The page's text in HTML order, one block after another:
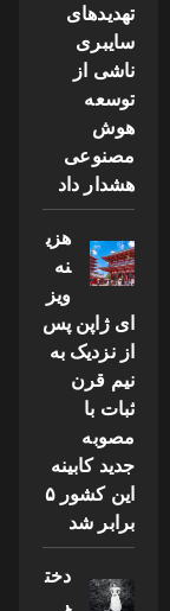
تهدیدهای
سایبری
ناشی از
توسعه
هوش
مصنوعی
هشدار داد
هزی
نه
ویز
ای ژاپن پس
از نزدیک به
نیم قرن
ثبات با
مصوبه
جدید کابینه
این کشور ۵
برابر شد
دخت
ر